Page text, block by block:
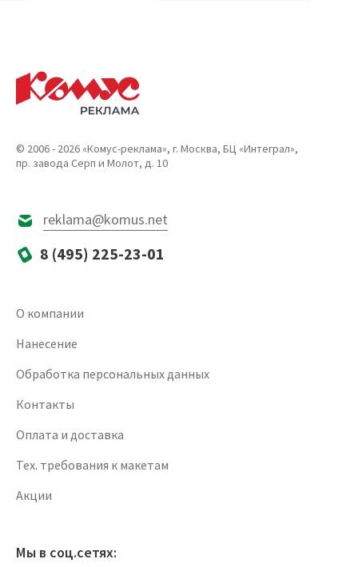
© 2006 - 2026 «Комус-реклама», г. Москва, БЦ «Интеграл»,
пр. завода Серп и Молот, д. 10
reklama@komus.net
8 (495) 225-23-01
О компании
Нанесение
Обработка персональных данных
Контакты
Оплата и доставка
Тех. требования к макетам
Акции
Мы в соц.сетях: